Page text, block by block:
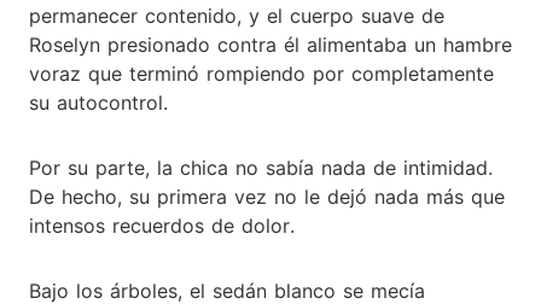
permanecer contenido, y el cuerpo suave de
Roselyn presionado contra él alimentaba un hambre
voraz que terminó rompiendo por completamente
su autocontrol.
Por su parte, la chica no sabía nada de intimidad.
De hecho, su primera vez no le dejó nada más que
intensos recuerdos de dolor.
Bajo los árboles, el sedán blanco se mecía